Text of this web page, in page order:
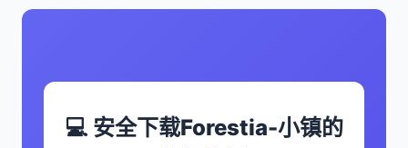
💻 安全下载Forestia-小镇的